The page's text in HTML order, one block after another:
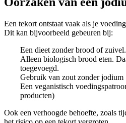
Een tekort ontstaat vaak als je
Dit kan bijvoorbeeld gebeuren bij:
Een dieet zonder brood of zuivel.
Alleen biologisch brood eten.
toegevoegd.
Gebruik van zout zonder jodium
Een veganistisch
producten)
Ook een verhoogde behoefte, zoals